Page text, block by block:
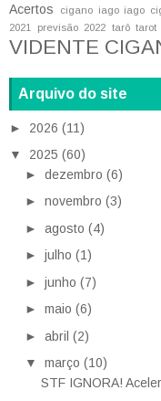
Acertos cigano iago iago
2021
previsão 2022 tarô tarot
VIDENTE
Arquivo do site
► 2026 (11)
▼ 2025 (60)
► dezembro (6)
► novembro (3)
► agosto (4)
► julho (1)
► junho (7)
► maio (6)
► abril (2)
▼ março (10)
STF IGNORA!